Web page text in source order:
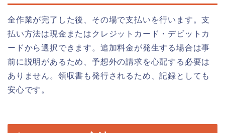
全作業が完了した後、その場で支払いを行います。支
払い方法は現金またはクレジットカード・デビットカ
ードから選択できます。追加料金が発生する場合は事
前に説明があるため、予想外の請求を心配する必要は
ありません。領収書も発行されるため、記録としても
安心です。